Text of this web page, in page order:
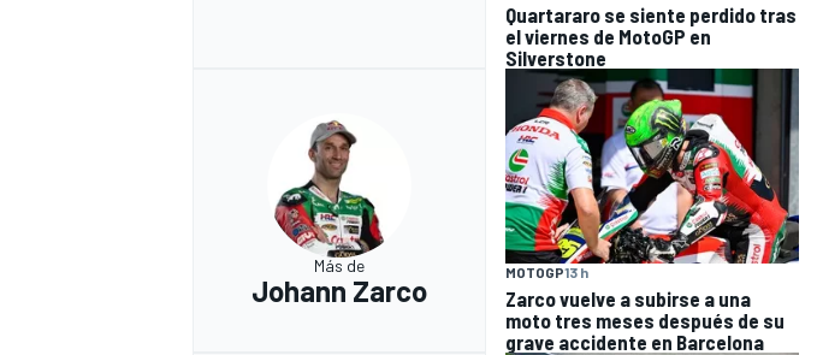
Quartararo se siente perdido tras
el viernes de MotoGP en
Silverstone
Más de
Johann Zarco
MOTOGP13 h
Zarco vuelve a subirse a una
moto tres meses después de su
grave accidente en Barcelona